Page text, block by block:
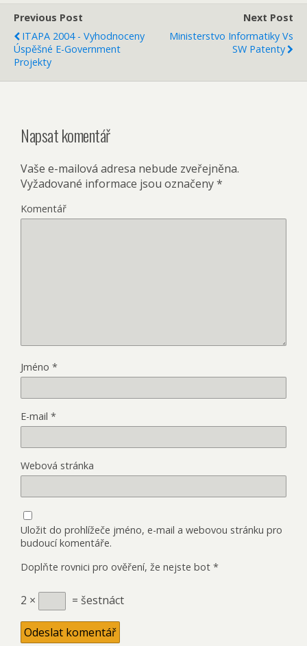
Previous Post
ITAPA 2004 - Vyhodnoceny
Úspěšné E-Government
Projekty
Next Post
Ministerstvo Informatiky Vs
SW Patenty
Napsat komentář
Vaše e-mailová adresa nebude zveřejněna.
Vyžadované informace jsou označeny*
Komentář
Jméno *
E-mail *
Webová stránka
Uložit do prohlížeče jméno, e-mail a webovou stránku pro
budoucí komentáře.
Doplňte rovnici pro ověření, že nejste bot *
2 × = šestnáct